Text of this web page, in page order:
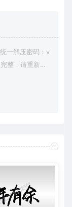
一解压密码：v
整，请重新下